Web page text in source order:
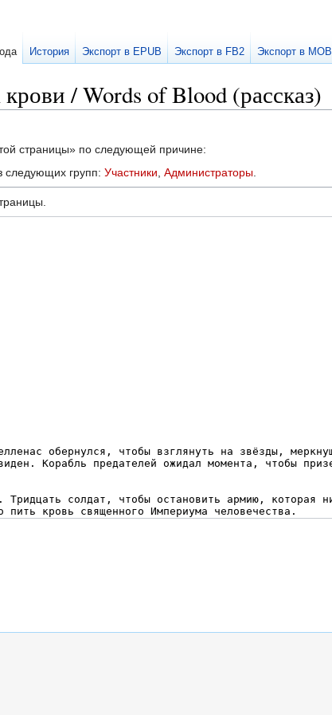
/ Words of Blood (рассказ)
страницы» по следующей причине:
следующих групп: Участники Администраторы
История Экспорт в EPUB Экспорт в FB2 Экспорт в MOBI